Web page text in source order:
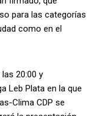
para las categorías
como en el
20:00 y
Leb Plata en la que
Clima CDP se